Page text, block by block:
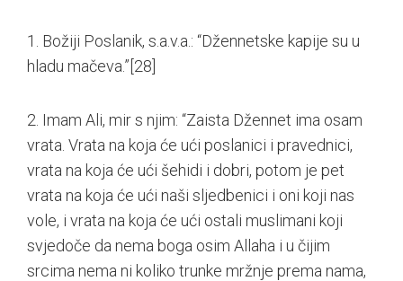
1. Božiji Poslanik, s.a.v.a.: “Džennetske kapije su u
hladu mačeva.”[28]
2. Imam Ali, mir s njim: “Zaista Džennet ima osam
vrata. Vrata na koja će ući poslanici i pravednici,
vrata na koja će ući šehidi i dobri, potom je pet
vrata na koja će ući naši sljedbenici i oni koji nas
vole, i vrata na koja će ući ostali muslimani koji
svjedoče da nema boga osim Allaha i u čijim
srcima nema ni koliko trunke mržnje prema nama,